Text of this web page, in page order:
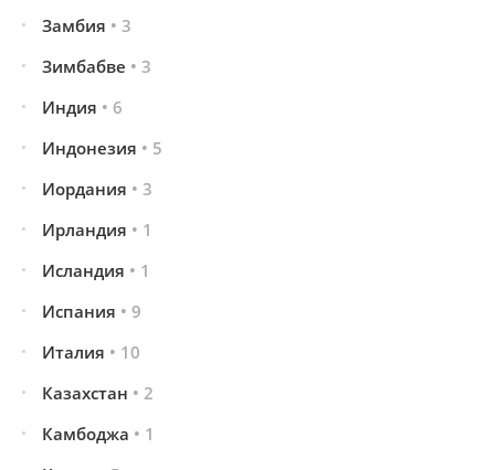
Замбия • 3
Зимбабве • 3
Индия • 6
Индонезия • 5
Иордания • 3
Ирландия • 1
Исландия • 1
Испания • 9
Италия • 10
Казахстан • 2
Камбоджа • 1